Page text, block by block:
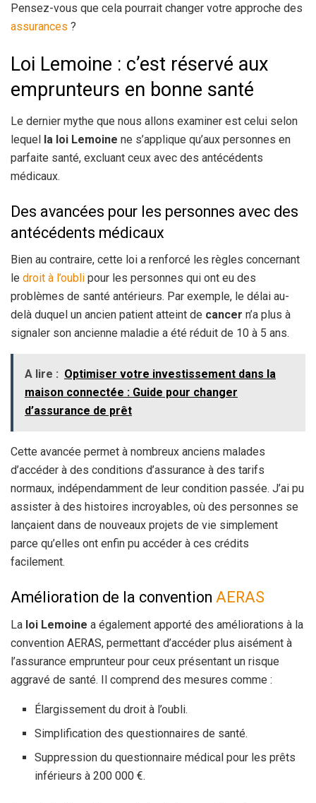
Pensez-vous que cela pourrait changer votre approche des
assurances ?
Loi Lemoine : c’est réservé aux
emprunteurs en bonne santé
Le dernier mythe que nous allons examiner est celui selon
lequel la loi Lemoine ne s’applique qu’aux personnes en
parfaite santé, excluant ceux avec des antécédents
médicaux.
Des avancées pour les personnes avec des
antécédents médicaux
Bien au contraire, cette loi a renforcé les règles concernant
le droit à l’oubli pour les personnes qui ont eu des
problèmes de santé antérieurs. Par exemple, le délai au-
delà duquel un ancien patient atteint de cancer n’a plus à
signaler son ancienne maladie a été réduit de 10 à 5 ans.
A lire : Optimiser votre investissement dans la
maison connectée : Guide pour changer
d’assurance de prêt
Cette avancée permet à nombreux anciens malades
d’accéder à des conditions d’assurance à des tarifs
normaux, indépendamment de leur condition passée. J’ai pu
assister à des histoires incroyables, où des personnes se
lançaient dans de nouveaux projets de vie simplement
parce qu’elles ont enfin pu accéder à ces crédits
facilement.
Amélioration de la convention AERAS
La loi Lemoine a également apporté des améliorations à la
convention AERAS, permettant d’accéder plus aisément à
l’assurance emprunteur pour ceux présentant un risque
aggravé de santé. Il comprend des mesures comme :
Élargissement du droit à l’oubli.
Simplification des questionnaires de santé.
Suppression du questionnaire médical pour les prêts
inférieurs à 200 000 €.